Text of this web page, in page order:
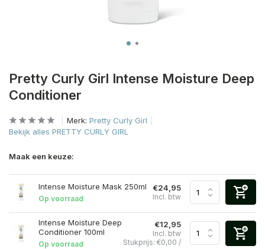
Pretty Curly Girl Intense Moisture Deep
Conditioner
Merk: Pretty Curly Girl
Bekijk alles PRETTY CURLY GIRL
Maak een keuze:
Intense Moisture Mask 250ml
Op voorraad
€24,95
Incl. btw
Intense Moisture Deep
Conditioner 100ml
Op voorraad
€12,95
Incl. btw
Stukprijs: €0,00 /